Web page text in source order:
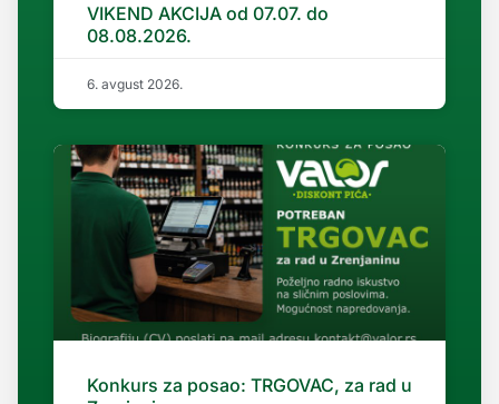
VIKEND AKCIJA od 07.07. do
08.08.2026.
6. avgust 2026.
Konkurs za posao: TRGOVAC, za rad u